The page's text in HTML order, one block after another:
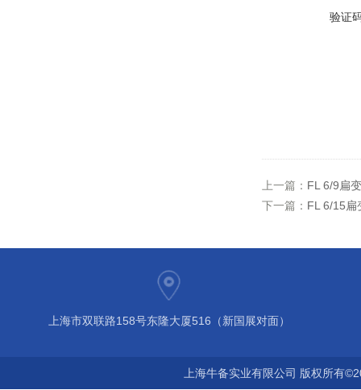
验证
上一篇： FL 6/9扁
下一篇： FL 6/15扁
上海市双联路158号东隆大厦516（新国展对面）
上海牛备实业有限公司 版权所有